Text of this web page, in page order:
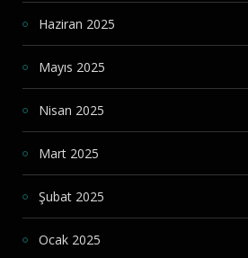
Haziran 2025
Mayıs 2025
Nisan 2025
Mart 2025
Şubat 2025
Ocak 2025